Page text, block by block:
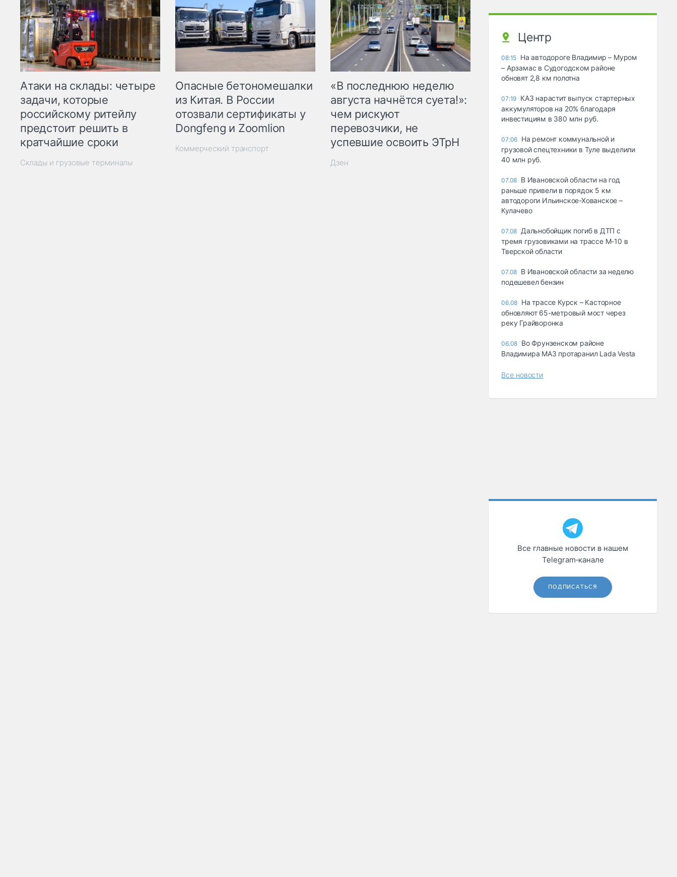
Атаки на склады: четыре
задачи, которые
российскому ритейлу
предстоит решить в
кратчайшие сроки
Склады и грузовые терминалы
Опасные бетономешалки
из Китая. В России
отозвали сертификаты у
Dongfeng и Zoomlion
Коммерческий транспорт
«В последнюю неделю
августа начнётся суета!»:
чем рискуют
перевозчики, не
успевшие освоить ЭТрН
Дзен
Центр
08:15 На автодороге Владимир – Муром
– Арзамас в Судогодском районе
обновят 2,8 км полотна
07:19 КАЗ нарастит выпуск стартерных
аккумуляторов на 20% благодаря
инвестициям в 380 млн руб.
07:06 На ремонт коммунальной и
грузовой спецтехники в Туле выделили
40 млн руб.
07.08 В Ивановской области на год
раньше привели в порядок 5 км
автодороги Ильинское-Хованское –
Кулачево
07.08 Дальнобойщик погиб в ДТП с
тремя грузовиками на трассе М-10 в
Тверской области
07.08 В Ивановской области за неделю
подешевел бензин
06.08 На трассе Курск – Касторное
обновляют 65-метровый мост через
реку Грайворонка
06.08 Во Фрунзенском районе
Владимира МАЗ протаранил Lada Vesta
Все новости
Все главные новости в нашем
Telegram‑канале
ПОДПИСАТЬСЯ